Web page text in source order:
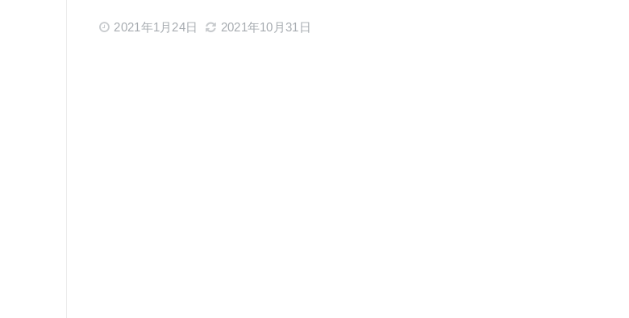
2021年1月24日 2021年10月31日